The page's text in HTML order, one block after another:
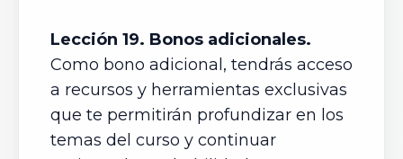
Lección 19. Bonos adicionales.
Como bono adicional, tendrás acceso
a recursos y herramientas exclusivas
que te permitirán profundizar en los
temas del curso y continuar